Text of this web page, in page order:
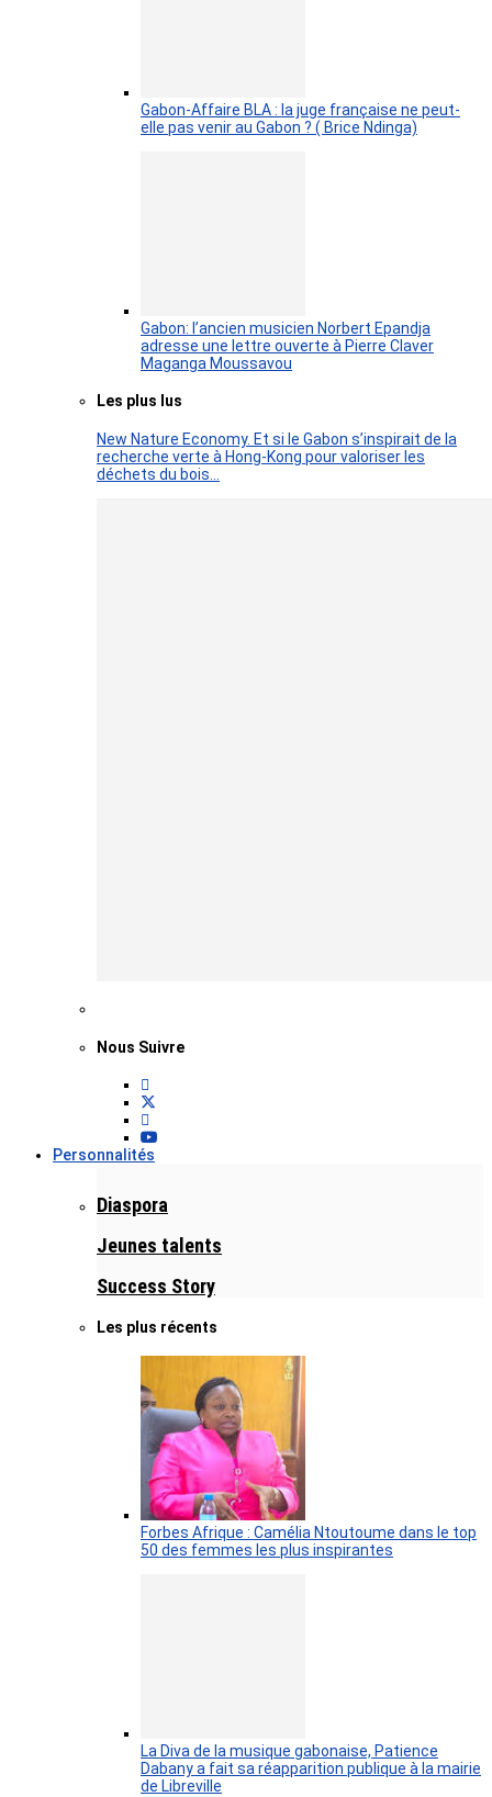
Gabon-Affaire BLA : la juge française ne peut-
elle pas venir au Gabon ? ( Brice Ndinga)
Gabon: l’ancien musicien Norbert Epandja
adresse une lettre ouverte à Pierre Claver
Maganga Moussavou
Les plus lus
New Nature Economy. Et si le Gabon s’inspirait de la
recherche verte à Hong-Kong pour valoriser les
déchets du bois…
Nous Suivre
Personnalités
Diaspora
Jeunes talents
Success Story
Les plus récents
Forbes Afrique : Camélia Ntoutoume dans le top
50 des femmes les plus inspirantes
La Diva de la musique gabonaise, Patience
Dabany a fait sa réapparition publique à la mairie
de Libreville